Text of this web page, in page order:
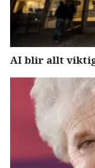
AI blir allt